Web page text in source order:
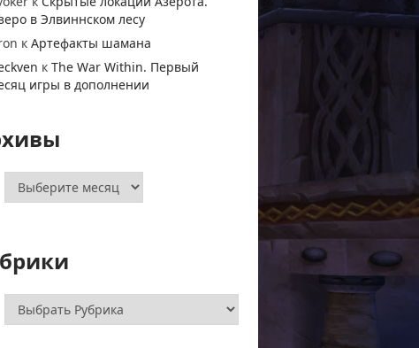
в Элвиннском лесу
кАртефакты шамана
кThe War Within. Первый
игры в дополнении
Архивы
Рубрики